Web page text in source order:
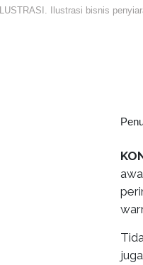
ILUSTRASI. Ilustrasi bisnis